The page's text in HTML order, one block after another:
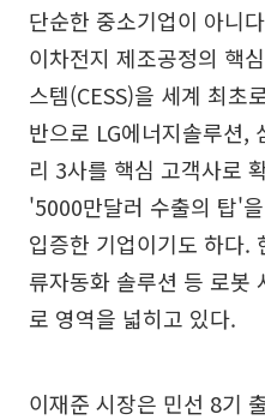
단순한 중소기업이 아니
이차전지 제조공정의 핵
스템(CESS)을 세계 최초
반으로 LG에너지솔루션,
리 3사를 핵심 고객사로
'5000만달러 수출의 탑'
입증한 기업이기도 하다.
류자동화 솔루션 등 로봇
로 영역을 넓히고 있다.
이재준 시장은 민선 8기